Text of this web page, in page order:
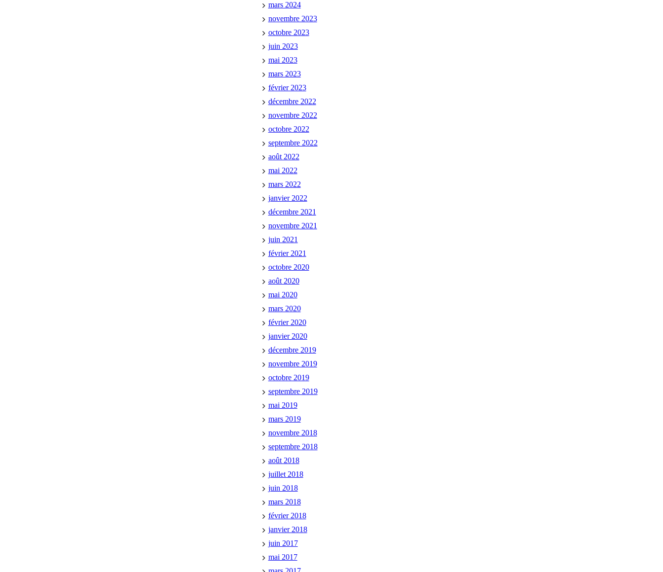
mars 2024
novembre 2023
octobre 2023
juin 2023
mai 2023
mars 2023
février 2023
décembre 2022
novembre 2022
octobre 2022
septembre 2022
août 2022
mai 2022
mars 2022
janvier 2022
décembre 2021
novembre 2021
juin 2021
février 2021
octobre 2020
août 2020
mai 2020
mars 2020
février 2020
janvier 2020
décembre 2019
novembre 2019
octobre 2019
septembre 2019
mai 2019
mars 2019
novembre 2018
septembre 2018
août 2018
juillet 2018
juin 2018
mars 2018
février 2018
janvier 2018
juin 2017
mai 2017